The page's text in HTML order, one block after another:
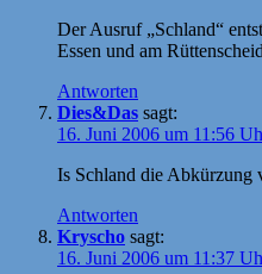
Der Ausruf „Schland“
Essen und am
Antworten
Dies&Das sagt:
16. Juni 2006 um 11:56
Is Schland die Abkürzung
Antworten
Kryscho sagt:
16. Juni 2006 um 11:37